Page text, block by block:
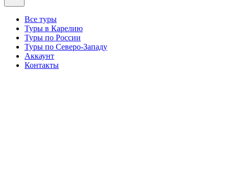
Все туры
Туры в Карелию
Туры по России
Туры по Северо-Западу
Аккаунт
Контакты